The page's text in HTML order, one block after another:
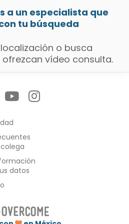
a un especialista que
tu búsqueda
o busca
vídeo consulta.
datos